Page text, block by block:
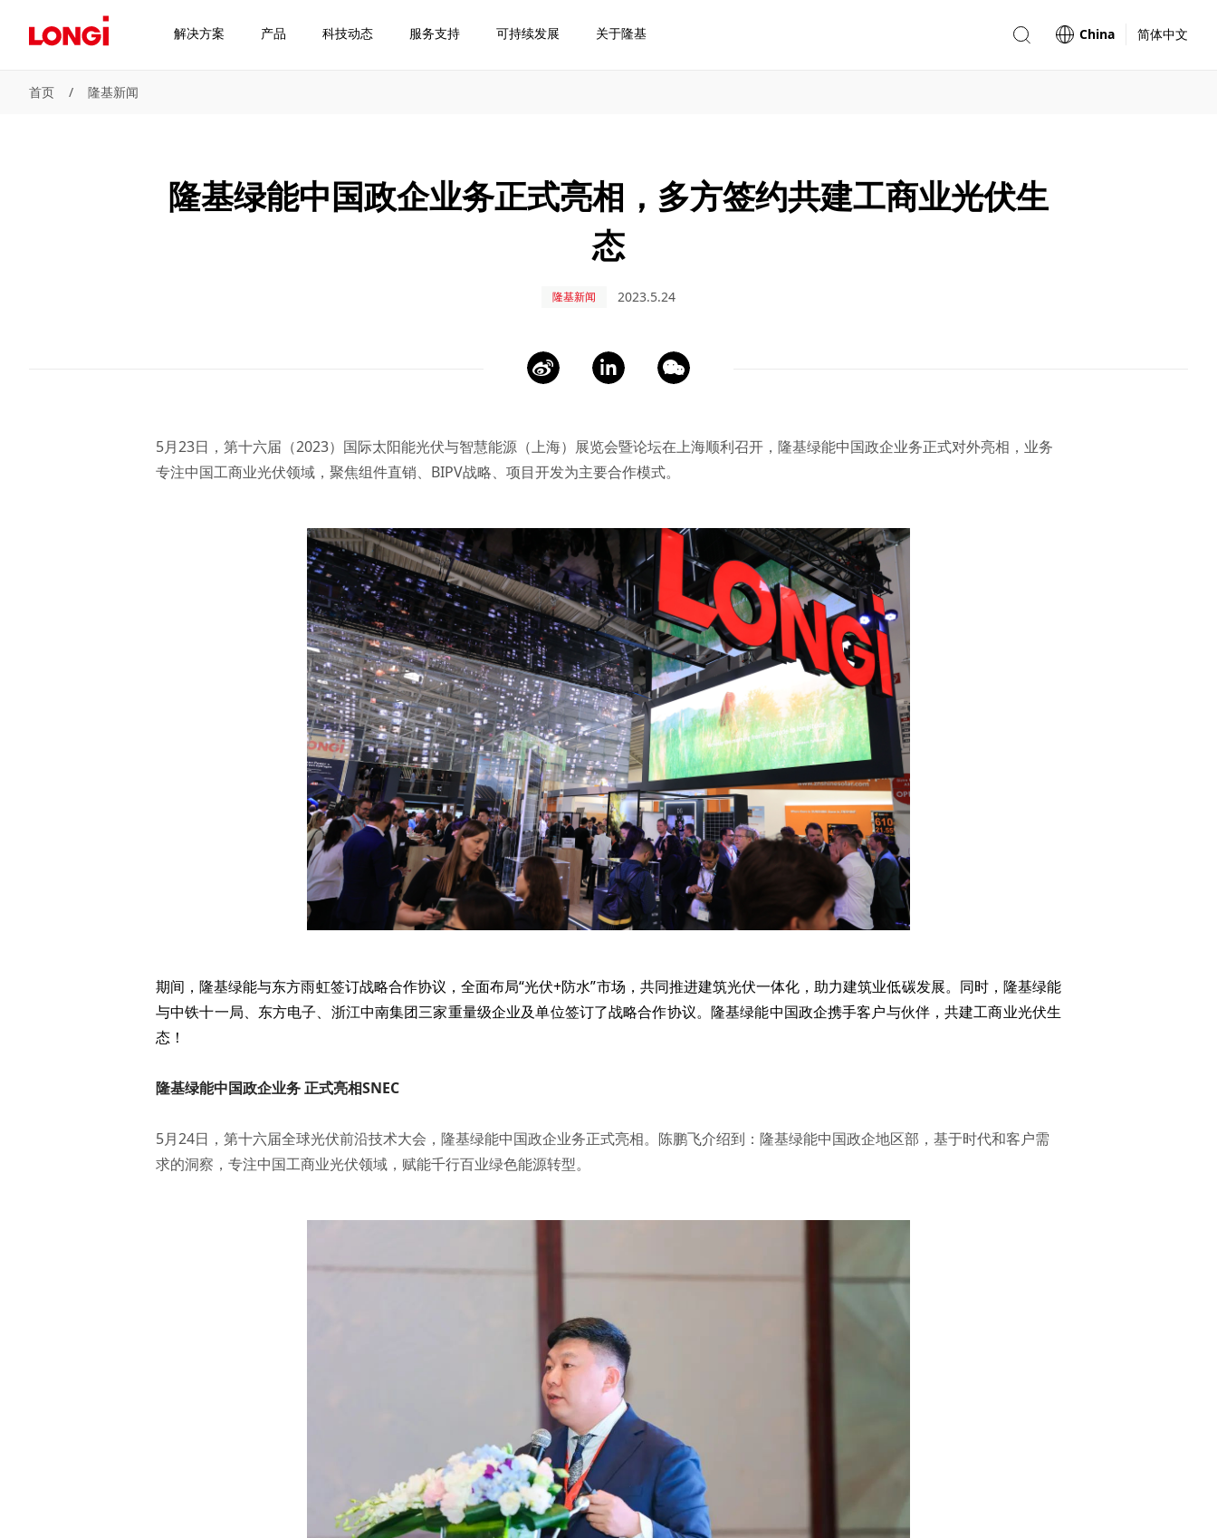
解决方案 产品 科技动态 服务支持 可持续发展 关于隆基 China 简体中文
首页 / 隆基新闻
隆基绿能中国政企业务正式亮相，多方签约共建工商业光伏生
态
隆基新闻 2023.5.24
5月23日，第十六届（2023）国际太阳能光伏与智慧能源（上海）展览会暨论坛在上海顺利召开，隆基绿能中国政企业务正式对外亮相，业务
专注中国工商业光伏领域，聚焦组件直销、BIPV战略、项目开发为主要合作模式。
期间，隆基绿能与东方雨虹签订战略合作协议，全面布局“光伏+防水”市场，共同推进建筑光伏一体化，助力建筑业低碳发展。同时，隆基绿能
与中铁十一局、东方电子、浙江中南集团三家重量级企业及单位签订了战略合作协议。隆基绿能中国政企携手客户与伙伴，共建工商业光伏生
态！
隆基绿能中国政企业务 正式亮相SNEC
5月24日，第十六届全球光伏前沿技术大会，隆基绿能中国政企业务正式亮相。陈鹏飞介绍到：隆基绿能中国政企地区部，基于时代和客户需
求的洞察，专注中国工商业光伏领域，赋能千行百业绿色能源转型。